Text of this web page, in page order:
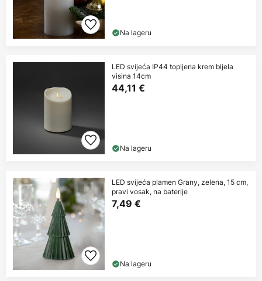
Na lageru
LED svijeća IP44 topljena krem bijela
visina 14cm
44,11 €
Na lageru
LED svijeća plamen Grany, zelena, 15 cm,
pravi vosak, na baterije
7,49 €
Na lageru